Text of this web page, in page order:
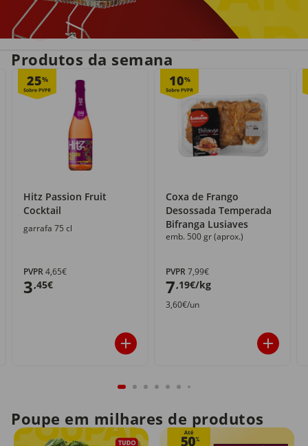
Entrega em casa
no próprio dia
Recolha grátis
com o Click&Go
Produtos da semana
25%
Hitz Passion Fruit
Cocktail
garrafa 75 cl
PVPR4,65€
3,45€
10%
Coxa de Frango
Desossada Temperada
Bifranga Lusiaves
emb. 500 gr (aprox.)
PVPR7,99€
7,19€/kg
3,60€/un
Poupe em milhares de produtos